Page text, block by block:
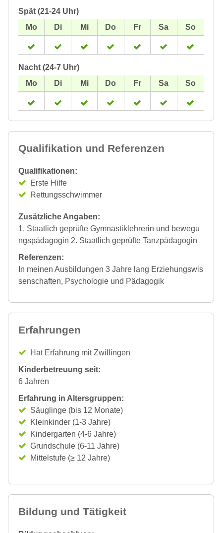
Spät (21-24 Uhr)
Nacht (24-7 Uhr)
Qualifikation und Referenzen
Qualifikationen:
Erste Hilfe
Rettungsschwimmer
Zusätzliche Angaben:
1. Staatlich geprüfte Gymnastiklehrerin und bewegu
ngspädagogin 2. Staatlich geprüfte Tanzpädagogin
Referenzen:
In meinen Ausbildungen 3 Jahre lang Erziehungswis
senschaften, Psychologie und Pädagogik
Erfahrungen
Hat Erfahrung mit Zwillingen
Kinderbetreuung seit:
6 Jahren
Erfahrung in Altersgruppen:
Säuglinge (bis 12 Monate)
Kleinkinder (1-3 Jahre)
Kindergarten (4-6 Jahre)
Grundschule (6-11 Jahre)
Mittelstufe (≥ 12 Jahre)
Bildung und Tätigkeit